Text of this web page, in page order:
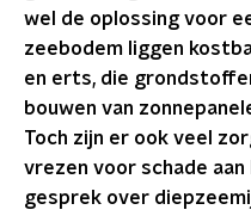
wel de oplossing voor
zeebodem liggen
en erts, die
bouwen van
Toch zijn er ook veel
vrezen voor schade aan
gesprek over